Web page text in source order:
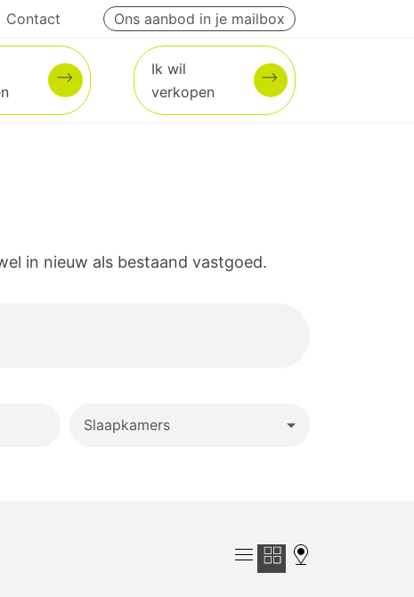
Contact Ons aanbod in je mailbox
Ik wil
verkopen
in nieuw als bestaand vastgoed.
Slaapkamers